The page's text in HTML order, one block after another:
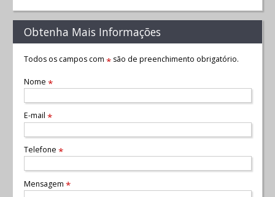
Obtenha Mais Informações
Todos os campos com *são de preenchimento obrigatório.
Nome *
E-mail *
Telefone *
Mensagem *